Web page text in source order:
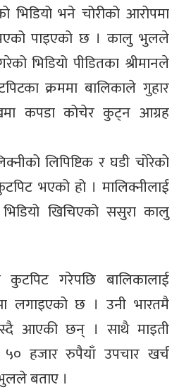
भने चोरीको आरोपमा
पाइएको छ । कालु भुलले
भिडियो पीडितका श्रीमानले
क्रममा बालिकाले गुहार
कपडा कोचेर कुट्न आग्रह
लिपिष्टिक र घडी चोरेको
भएको हो । मालिक्नीलाई
खिचिएको ससुरा कालु
गरेपछि बालिकालाई
लगाइएको छ । उनी भारतमै
आएकी छन् । साथै माइती
हजार रुपैयाँ उपचार खर्च
बताए ।